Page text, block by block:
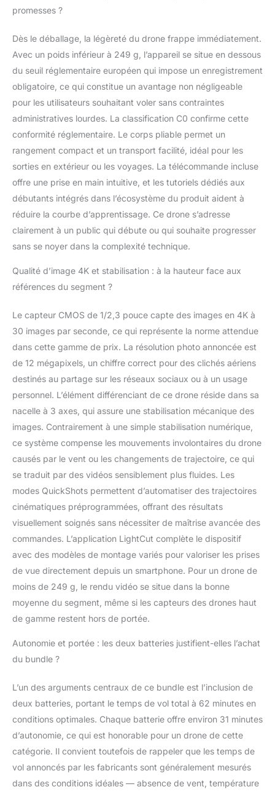
scènes de nuit. La
nacelle à 3 axes
garantit une stabilité
parfaite pour des
grand écran.
Résistance au vent de
38 km/h (niveau 5) -
Les moteurs sans
puissance et
permettent un
décollage à des
altitudes allant jusqu’à
4 000 mètres. En outre,
la portée de
transmission peut
km[2]. Création
Choisissez parmi trois
packs : une batterie (31
(62 min) ou trois
batteries (93 min)[3].
Dites adieu à l’anxiété
liée à la batterie. Simple
d’utilisation et sûr - DJI
charge le
décollage/atterrissage
en un clic, le retour au
point de départ (RTH)
automatique par GPS,
le vol stationnaire
stable et un pilotage
simplifié idéal pour les
débutants. Des
ressources
d’apprentissage
supplémentaires
intégrées à l’application
facilitent la maîtrise
votre créativité avec
des QuickShots
intelligents - En
automatiquement des
vidéos de niveau
professionnel grâce
Dronie, Fusée, Cercle
et Boomerang.
Comprend DJI Mini 4K,
2 batteries,
promesses ?
Dès le déballage, la légèreté du drone frappe immédiatement.
Avec un poids inférieur à 249 g, l’appareil se situe en dessous
du seuil réglementaire européen qui impose un enregistrement
obligatoire, ce qui constitue un avantage non négligeable
pour les utilisateurs souhaitant voler sans contraintes
administratives lourdes. La classification C0 confirme cette
conformité réglementaire. Le corps pliable permet un
rangement compact et un transport facilité, idéal pour les
sorties en extérieur ou les voyages. La télécommande incluse
offre une prise en main intuitive, et les tutoriels dédiés aux
débutants intégrés dans l’écosystème du produit aident à
réduire la courbe d’apprentissage. Ce drone s’adresse
clairement à un public qui débute ou qui souhaite progresser
sans se noyer dans la complexité technique.
Qualité d’image 4K et stabilisation : à la hauteur face aux
références du segment ?
Le capteur CMOS de 1/2,3 pouce capte des images en 4K à
30 images par seconde, ce qui représente la norme attendue
dans cette gamme de prix. La résolution photo annoncée est
de 12 mégapixels, un chiffre correct pour des clichés aériens
destinés au partage sur les réseaux sociaux ou à un usage
personnel. L’élément différenciant de ce drone réside dans sa
nacelle à 3 axes, qui assure une stabilisation mécanique des
images. Contrairement à une simple stabilisation numérique,
ce système compense les mouvements involontaires du drone
causés par le vent ou les changements de trajectoire, ce qui
se traduit par des vidéos sensiblement plus fluides. Les
modes QuickShots permettent d’automatiser des trajectoires
cinématiques préprogrammées, offrant des résultats
visuellement soignés sans nécessiter de maîtrise avancée des
commandes. L’application LightCut complète le dispositif
avec des modèles de montage variés pour valoriser les prises
de vue directement depuis un smartphone. Pour un drone de
moins de 249 g, le rendu vidéo se situe dans la bonne
moyenne du segment, même si les capteurs des drones haut
de gamme restent hors de portée.
Autonomie et portée : les deux batteries justifient-elles l’achat
du bundle ?
L’un des arguments centraux de ce bundle est l’inclusion de
deux batteries, portant le temps de vol total à 62 minutes en
conditions optimales. Chaque batterie offre environ 31 minutes
d’autonomie, ce qui est honorable pour un drone de cette
catégorie. Il convient toutefois de rappeler que les temps de
vol annoncés par les fabricants sont généralement mesurés
dans des conditions idéales — absence de vent, température